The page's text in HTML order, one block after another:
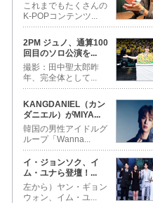
これまでもたくさんの
K-POPコンテンツ...
2PM ジュノ、通算100
回目のソロ公演を...
撮影：田中聖太郎昨
年、完全体として...
KANGDANIEL（カン
ダニエル）がMIYA...
韓国の男性アイドルグ
ループ「Wanna...
イ・ジョンソク、イ
ム・ユナら登壇！ ...
左から）ヤン・ギョン
ウォン、イム・ユ...